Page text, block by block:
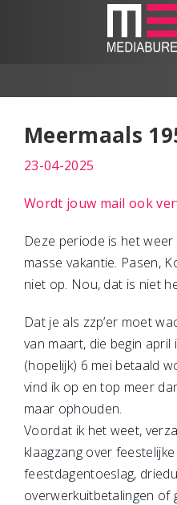
Meermaals
23-04-2025
Wordt jouw mail ook
Deze periode is het
masse vakantie. Pasen,
niet op. Nou, dat is niet
Dat je als zzp’er moet
van maart, die begin april
(hopelijk) 6 mei betaald
vind ik op en top meer
maar ophouden.
Voordat ik het weet,
klaagzang over
feestdagentoeslag,
overwerkuitbetalingen of